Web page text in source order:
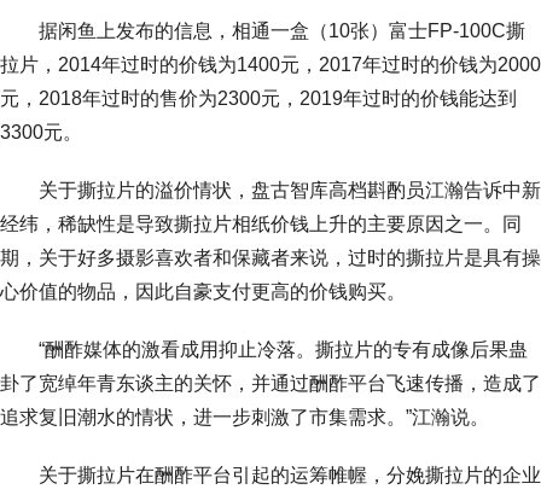
据闲鱼上发布的信息，相通一盒（10张）富士FP-100C撕
拉片，2014年过时的价钱为1400元，2017年过时的价钱为2000
元，2018年过时的售价为2300元，2019年过时的价钱能达到
3300元。
关于撕拉片的溢价情状，盘古智库高档斟酌员江瀚告诉中新
经纬，稀缺性是导致撕拉片相纸价钱上升的主要原因之一。同
期，关于好多摄影喜欢者和保藏者来说，过时的撕拉片是具有操
心价值的物品，因此自豪支付更高的价钱购买。
“酬酢媒体的激看成用抑止冷落。撕拉片的专有成像后果蛊
卦了宽绰年青东谈主的关怀，并通过酬酢平台飞速传播，造成了
追求复旧潮水的情状，进一步刺激了市集需求。”江瀚说。
关于撕拉片在酬酢平台引起的运筹帷幄，分娩撕拉片的企业